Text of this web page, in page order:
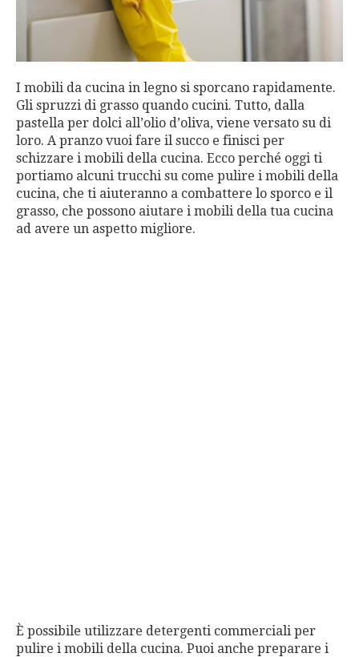
I mobili da cucina in legno si sporcano rapidamente.
Gli spruzzi di grasso quando cucini. Tutto, dalla
pastella per dolci all’olio d’oliva, viene versato su di
loro. A pranzo vuoi fare il succo e finisci per
schizzare i mobili della cucina. Ecco perché oggi ti
portiamo alcuni trucchi su come pulire i mobili della
cucina, che ti aiuteranno a combattere lo sporco e il
grasso, che possono aiutare i mobili della tua cucina
ad avere un aspetto migliore.
È possibile utilizzare detergenti commerciali per
pulire i mobili della cucina. Puoi anche preparare i